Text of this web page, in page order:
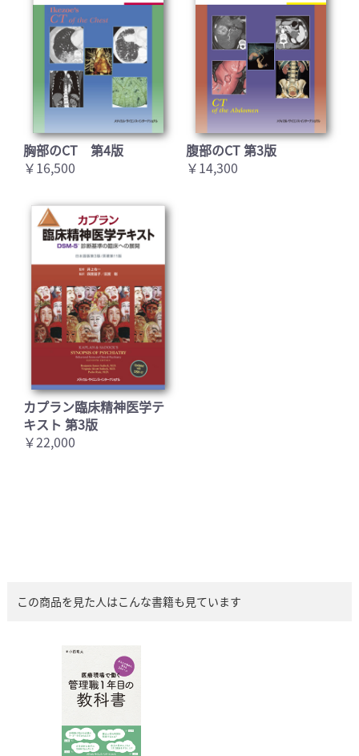
胸部のCT 第4版
￥16,500
腹部のCT 第3版
￥14,300
カプラン臨床精神医学テ
キスト 第3版
￥22,000
この商品を見た人はこんな書籍も見ています